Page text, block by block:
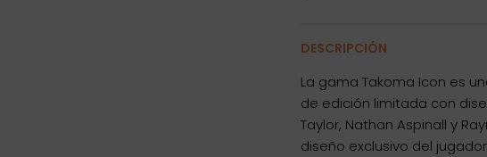
DESCRIPCIÓN
La gama Takoma Icon es
de edición limitada con
Taylor, Nathan Aspinall y
diseño exclusivo del